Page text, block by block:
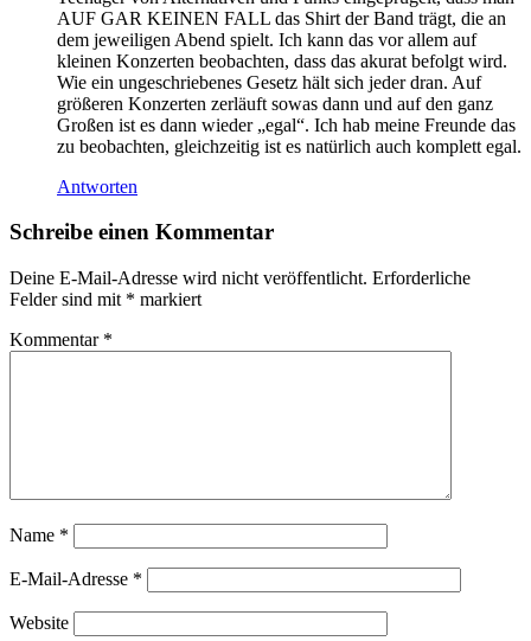
AUF GAR KEINEN FALL das Shirt der Band trägt, die an
dem jeweiligen Abend spielt. Ich kann das vor allem auf
kleinen Konzerten beobachten, dass das akurat befolgt wird.
Wie ein ungeschriebenes Gesetz hält sich jeder dran. Auf
größeren Konzerten zerläuft sowas dann und auf den ganz
Großen ist es dann wieder „egal“. Ich hab meine Freunde das
zu beobachten, gleichzeitig ist es natürlich auch komplett egal.
Antworten
Schreibe einen Kommentar
Deine E-Mail-Adresse wird nicht veröffentlicht. Erforderliche
Felder sind mit * markiert
Kommentar *
Name *
E-Mail-Adresse *
Website